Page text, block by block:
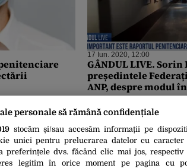
17 Iun. 2020, 12:00
GÂNDUL LIVE.
președintele
ANP, despre modul
deținuții: Ion
Csampar au fost
Sistemul de credite
VIDEO
personale să rămână confidențiale
stocăm și/sau accesăm informații pe
unici pentru prelucrarea datelor cu caracter
preferințele dvs. făcând clic mai jos,
legitim în orice moment pe pagina cu